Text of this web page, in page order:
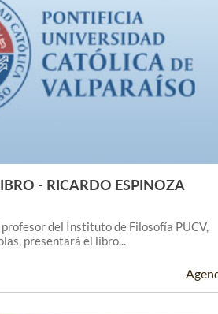
Leer Más +
- RICARDO ESPINOZA
profesor del Instituto de Filosofía PUCV,
presentará el libro...